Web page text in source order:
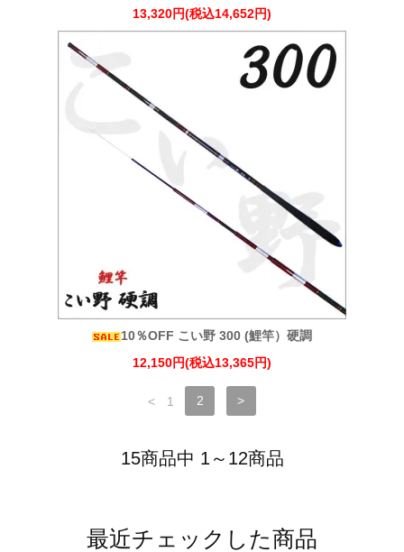
13,320円(税込14,652円)
10％OFF こい野 300 (鯉竿）硬調
12,150円(税込13,365円)
< 1 2 >
15商品中 1～12商品
最近チェックした商品